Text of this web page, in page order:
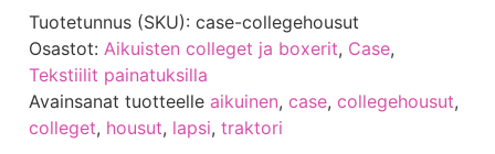
Tuotetunnus (SKU): case-collegehousut
Osastot: Aikuisten colleget ja boxerit, Case,
Tekstiilit painatuksilla
Avainsanat tuotteelle aikuinen, case, collegehousut,
colleget, housut, lapsi, traktori